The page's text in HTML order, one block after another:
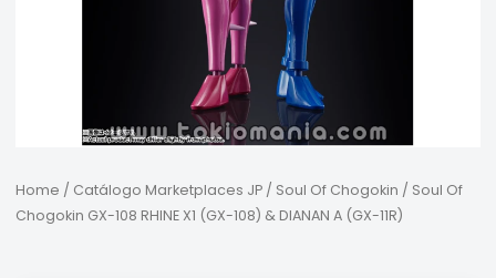
Home / Catálogo Marketplaces JP/ Soul Of Chogokin / Soul Of
Chogokin GX-108 RHINE X1 (GX-108) & DIANAN A (GX-11R)